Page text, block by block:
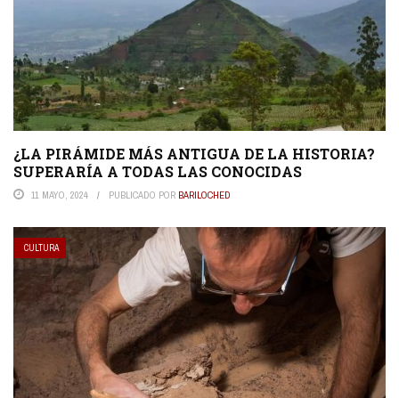
¿LA PIRÁMIDE MÁS ANTIGUA DE LA HISTORIA?
SUPERARÍA A TODAS LAS CONOCIDAS
11 MAYO, 2024 PUBLICADO POR BARILOCHED
CULTURA